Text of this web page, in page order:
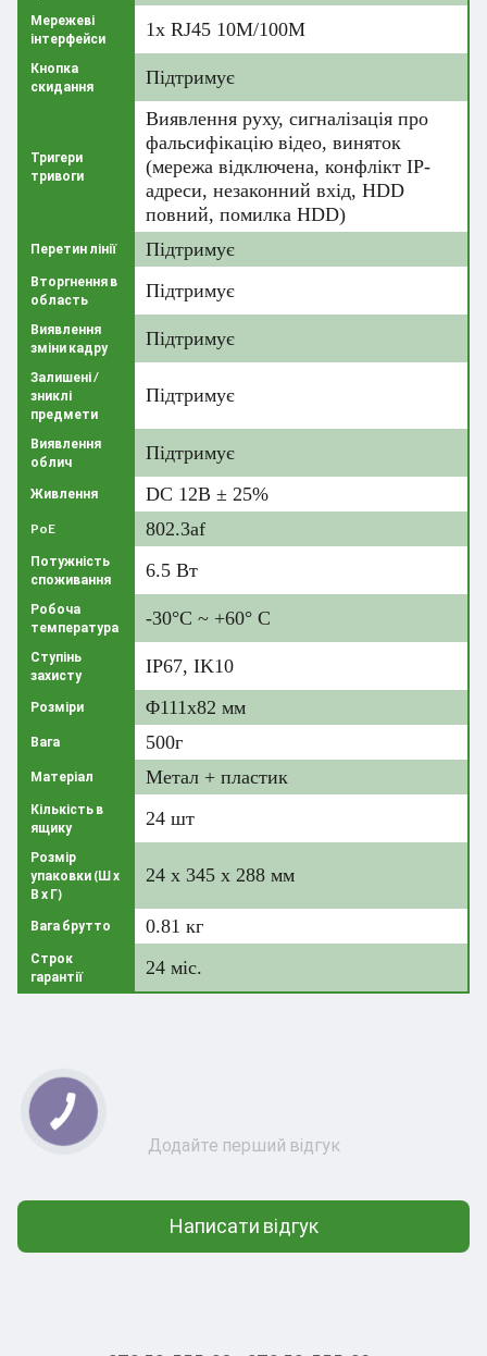
Мережеві
інтерфейси
1х RJ45 10M/100M
Кнопка
скидання
Підтримує
Тригери
тривоги
Виявлення руху, сигналізація про
фальсифікацію відео, виняток
(мережа відключена, конфлікт IP-
адреси, незаконний вхід, HDD
повний, помилка HDD)
Перетин лінії Підтримує
Вторгнення в
область
Підтримує
Виявлення
зміни кадру
Підтримує
Залишені /
зниклі
предмети
Підтримує
Виявлення
облич
Підтримує
Живлення DC 12В ± 25%
PoE 802.3af
Потужність
споживання
6.5 Вт
Робоча
температура
-30°C ~ +60° C
Ступінь
захисту
IP67, IK10
Розміри Φ111х82 мм
Вага 500г
Матеріал Метал + пластик
Кількість в
ящику
24 шт
Розмір
упаковки (Ш х
В х Г)
24 x 345 x 288 мм
Вага брутто 0.81 кг
Строк
гарантії
24 міс.
Додайте перший відгук
Написати відгук